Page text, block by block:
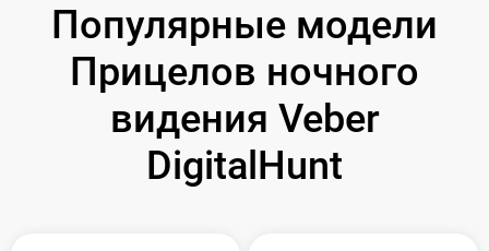
Популярные модели
Прицелов ночного
видения Veber
DigitalHunt